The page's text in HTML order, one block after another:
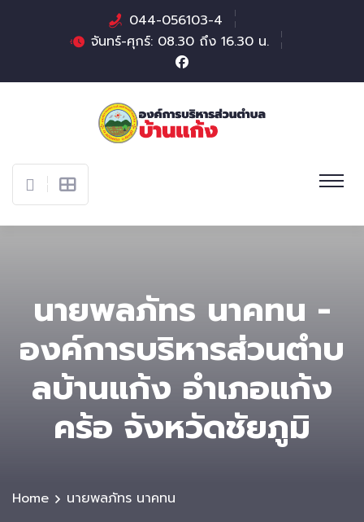
044-056103-4
จันทร์-ศุกร์: 08.30 ถึง 16.30 น.
นายพลภัทร นาคทน -
องค์การบริหารส่วนตําบ
ลบ้านแก้ง อำเภอแก้ง
คร้อ จังหวัดชัยภูมิ
Home นายพลภัทร นาคทน